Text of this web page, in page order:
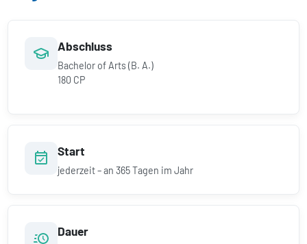
Abschluss
Bachelor of Arts (B. A.)
180 CP
Start
jederzeit – an 365 Tagen im Jahr
Dauer